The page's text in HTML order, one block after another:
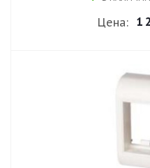
Цена: 1